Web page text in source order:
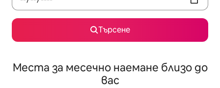
Търсене
Места за месечно наемане близо до
вас